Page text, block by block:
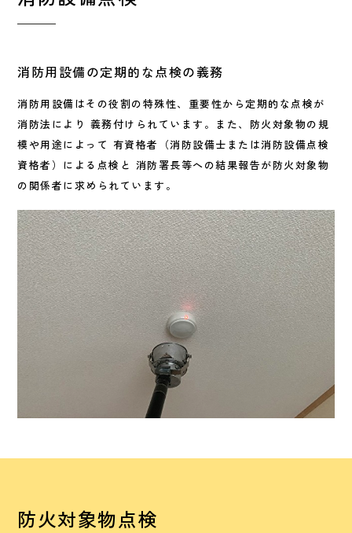
消防用設備の定期的な点検の義務
消防用設備はその役割の特殊性、重要性から定期的な点検が
消防法により 義務付けられています。また、防火対象物の規
模や用途によって 有資格者（消防設備士または消防設備点検
資格者）による点検と 消防署長等への結果報告が防火対象物
の関係者に求められています。
防火対象物点検